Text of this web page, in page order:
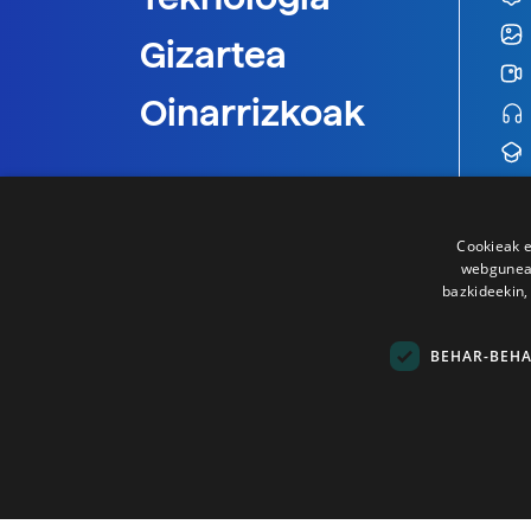
Gizartea
Oinarrizkoak
Cookieak
BEHAR-